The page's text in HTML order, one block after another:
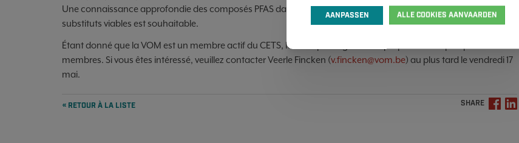
Une connaissance approfondie des composés PFAS dans les procédés galvaniques ou une recherche sur des
substituts viables est souhaitable.
Étant donné que la VOM est un membre actif du CETS, la VOM peut également proposer un expert parmi ses
membres. Si vous êtes intéressé, veuillez contacter Veerle Fincken (v.fincken@vom.be) au plus tard le vendredi 17
mai.
« RETOUR À LA LISTE SHARE
AANPASSEN ALLE COOKIES AANVAARDEN